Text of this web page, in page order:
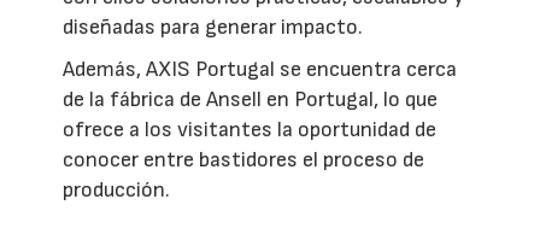
diseñadas para generar impacto.
Además, AXIS Portugal se encuentra cerca
de la fábrica de Ansell en Portugal, lo que
ofrece a los visitantes la oportunidad de
conocer entre bastidores el proceso de
producción.